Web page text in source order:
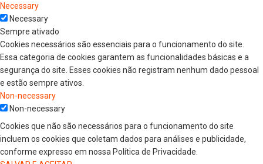
Necessary
Necessary
Sempre ativado
Cookies necessários são essenciais para o funcionamento do site.
Essa categoria de cookies garantem as funcionalidades básicas e a
segurança do site. Esses cookies não registram nenhum dado pessoal
e estão sempre ativos.
Non-necessary
Non-necessary
Cookies que não são necessários para o funcionamento do site
incluem os cookies que coletam dados para análises e publicidade,
conforme expresso em nossa Política de Privacidade.